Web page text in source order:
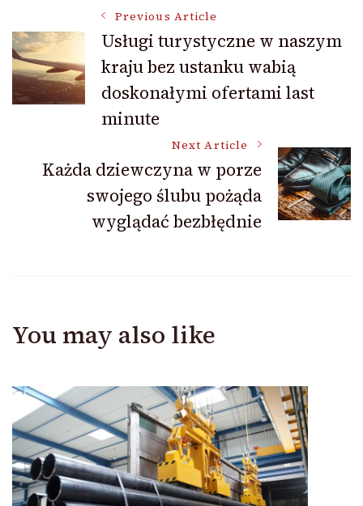
Post
Navigation
Previous Article
Usługi turystyczne w naszym
kraju bez ustanku wabią
doskonałymi ofertami last
minute
Next Article
Każda dziewczyna w porze
swojego ślubu pożąda
wyglądać bezbłędnie
You may also like